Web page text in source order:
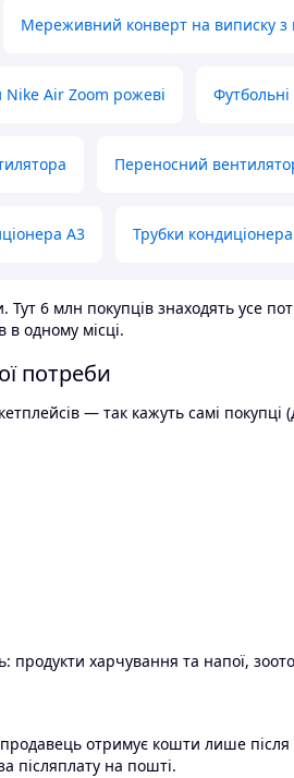
Мереживний конверт на виписку з
Nike Air Zoom рожеві
Переносний
А3 Трубки
6 млн покупців знаходять усе
в одному місці.
потреби
— так кажуть самі
харчування та напої,
отримує кошти лише
післяплату на пошті.